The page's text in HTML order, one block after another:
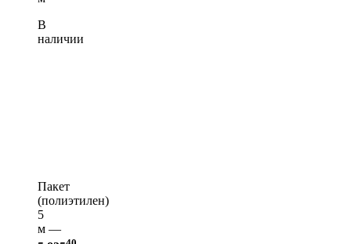
В
наличии
Пакет
(полиэтилен)
5
м —